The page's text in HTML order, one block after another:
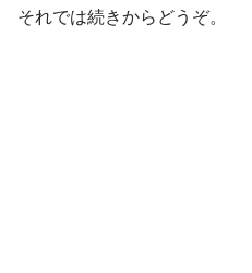
それでは続きからどうぞ。